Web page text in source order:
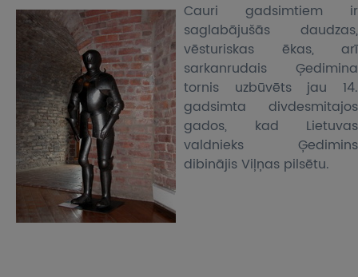
Cauri gadsimtiem ir
saglabājušās daudzas,
vēsturiskas ēkas, arī
sarkanrudais Ģedimina
tornis uzbūvēts jau 14.
gadsimta divdesmitajos
gados, kad Lietuvas
valdnieks Ģedimins
dibinājis Viļņas pilsētu.